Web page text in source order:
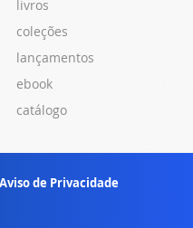
livros
coleções
lançamentos
ebook
catálogo
Aviso de Privacidade